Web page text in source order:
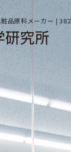
品原料メーカー | 382